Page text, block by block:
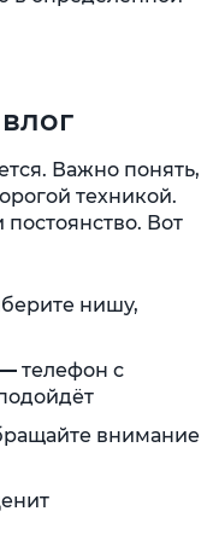
Важно понять,
техникой.
Вот
нишу,
— телефон с
внимание